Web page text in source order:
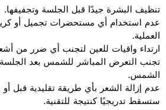
تنظيف البشرة جيدًا قبل الجلسة وتجفيفها.
عدم استخدام أي مستحضرات تجميل أو
العملية.
ارتداء واقيات للعين لتجنب أي ضرر من
تجنب التعرض المباشر للشمس بعد
الشمس.
عدم إزالة الشعر بأي طريقة تقليدية قبل
ستسقط تدريجيًا كنتيجة للتقنية.